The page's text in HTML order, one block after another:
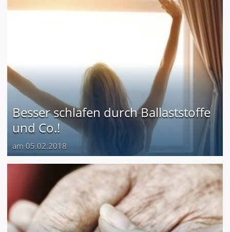
Besser schlafen durch Ballaststoffe
und Co.!
am 05.02.2018